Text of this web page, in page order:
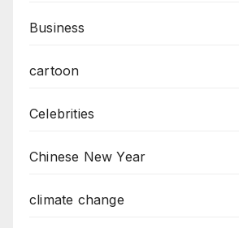
Business
cartoon
Celebrities
Chinese New Year
climate change